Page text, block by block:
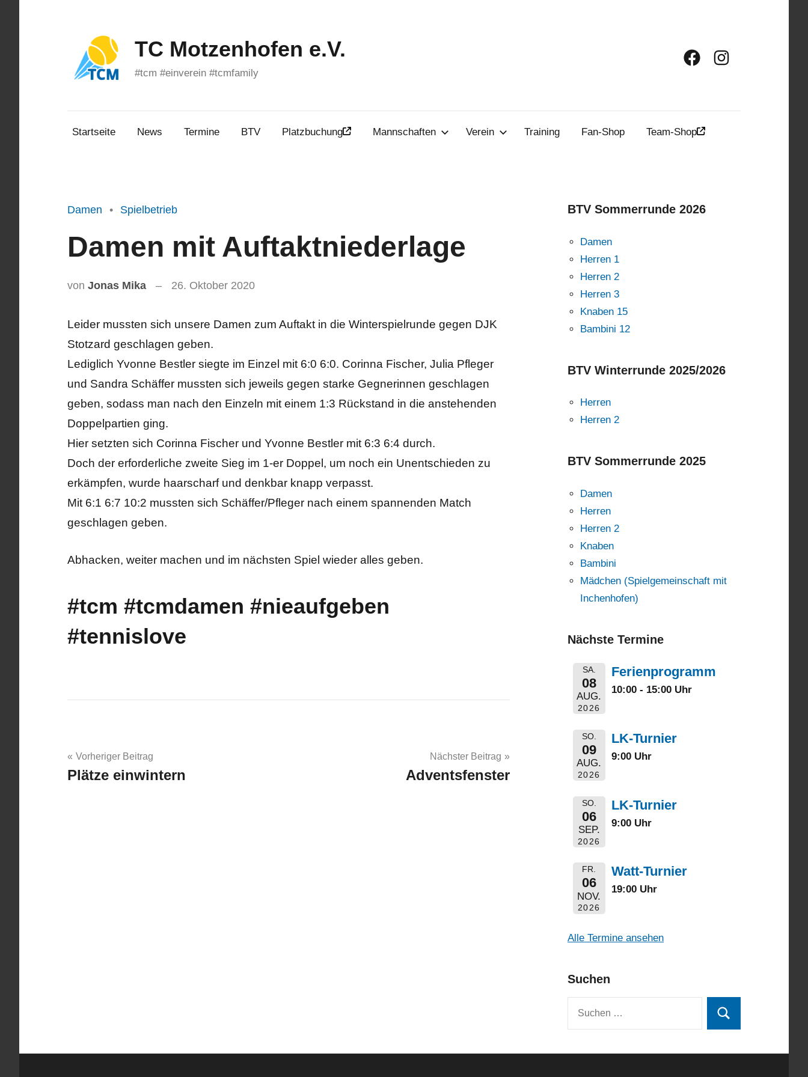
TC Motzenhofen e.V.
#tcm #einverein #tcmfamily
FacebookInstagram
Startseite News Termine BTV Platzbuchung Mannschaften Verein Training Fan-Shop Team-Shop
Damen Spielbetrieb
Damen mit Auftaktniederlage
von Jonas Mika 26. Oktober 2020
Leider mussten sich unsere Damen zum Auftakt in die Winterspielrunde gegen DJK
Stotzard geschlagen geben.
Lediglich Yvonne Bestler siegte im Einzel mit 6:0 6:0. Corinna Fischer, Julia Pfleger
und Sandra Schäffer mussten sich jeweils gegen starke Gegnerinnen geschlagen
geben, sodass man nach den Einzeln mit einem 1:3 Rückstand in die anstehenden
Doppelpartien ging.
Hier setzten sich Corinna Fischer und Yvonne Bestler mit 6:3 6:4 durch.
Doch der erforderliche zweite Sieg im 1-er Doppel, um noch ein Unentschieden zu
erkämpfen, wurde haarscharf und denkbar knapp verpasst.
Mit 6:1 6:7 10:2 mussten sich Schäffer/Pfleger nach einem spannenden Match
geschlagen geben.
Abhacken, weiter machen und im nächsten Spiel wieder alles geben.
#tcm #tcmdamen #nieaufgeben
#tennislove
Beitragsnavigation
Vorheriger Beitrag
Plätze einwintern
Nächster Beitrag
Adventsfenster
BTV Sommerrunde 2026
Damen
Herren 1
Herren 2
Herren 3
Knaben 15
Bambini 12
BTV Winterrunde 2025/2026
Herren
Herren 2
BTV Sommerrunde 2025
Damen
Herren
Herren 2
Knaben
Bambini
Mädchen (Spielgemeinschaft mit
Inchenhofen)
Nächste Termine
SA.
08
AUG.
2026
Ferienprogramm
10:00 - 15:00 Uhr
SO.
09
AUG.
2026
LK-Turnier
9:00 Uhr
SO.
06
SEP.
2026
LK-Turnier
9:00 Uhr
FR.
06
NOV.
2026
Watt-Turnier
19:00 Uhr
Alle Termine ansehen
Suchen
Suchen